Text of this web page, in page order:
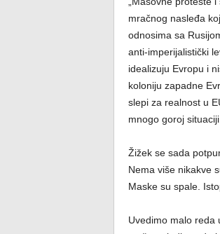
mračnog nasleđa
odnosima sa
anti-imperijalistički
idealizuju Evropu i
koloniju zapadne
slepi za realnost u
mnogo goroj
Žižek se sada
Nema više nikakve
Maske su spale.
Uvedimo malo reda